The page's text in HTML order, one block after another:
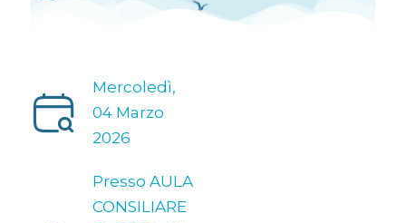
Mercoledì,
04 Marzo
2026
Presso AULA
CONSILIARE